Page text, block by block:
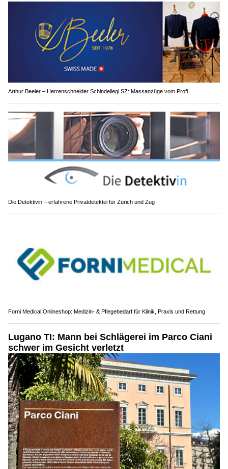
Arthur Beeler – Herrenschneider Schindellegi SZ: Massanzüge vom Profi
Die Detektivin – erfahrene Privatdetektei für Zürich und Zug
Forni Medical Onlineshop: Medizin- & Pflegebedarf für Klinik, Praxis und Rettung
Lugano TI: Mann bei Schlägerei im Parco Ciani
schwer im Gesicht verletzt